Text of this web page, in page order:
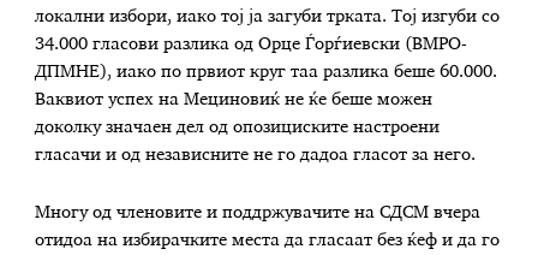
локални избори, иако тој ја загуби трката. Тој изгуби со
34.000 гласови разлика од Орце Ѓорѓиевски (ВМРО-
ДПМНЕ), иако по првиот круг таа разлика беше 60.000.
Ваквиот успех на Мециновиќ не ќе беше можен
доколку значаен дел од опозициските настроени
гласачи и од независните не го дадоа гласот за него.
Многу од членовите и поддржувачите на СДСМ вчера
отидоа на избирачките места да гласаат без ќеф и да го